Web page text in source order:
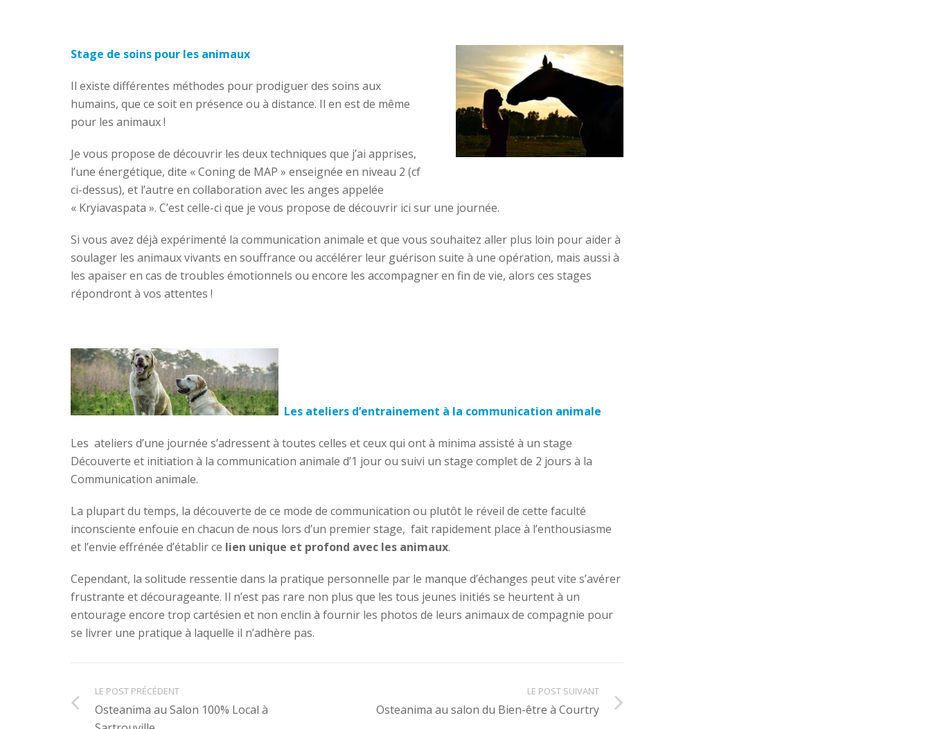
Stage de soins pour les animaux
Il existe différentes méthodes pour prodiguer des soins aux
humains, que ce soit en présence ou à distance. Il en est de même
pour les animaux !
Je vous propose de découvrir les deux techniques que j’ai apprises,
l’une énergétique, dite « Coning de MAP » enseignée en niveau 2 (cf
ci-dessus), et l’autre en collaboration avec les anges appelée
« Kryiavaspata ». C’est celle-ci que je vous propose de découvrir ici sur une journée.
Si vous avez déjà expérimenté la communication animale et que vous souhaitez aller plus loin pour aider à
soulager les animaux vivants en souffrance ou accélérer leur guérison suite à une opération, mais aussi à
les apaiser en cas de troubles émotionnels ou encore les accompagner en fin de vie, alors ces stages
répondront à vos attentes !
Les ateliers d’entrainement à la communication animale
Les ateliers d’une journée s’adressent à toutes celles et ceux qui ont à minima assisté à un stage
Découverte et initiation à la communication animale d’1 jour ou suivi un stage complet de 2 jours à la
Communication animale.
La plupart du temps, la découverte de ce mode de communication ou plutôt le réveil de cette faculté
inconsciente enfouie en chacun de nous lors d’un premier stage, fait rapidement place à l’enthousiasme
et l’envie effrénée d’établir ce lien unique et profond avec les animaux.
Cependant, la solitude ressentie dans la pratique personnelle par le manque d’échanges peut vite s’avérer
frustrante et décourageante. Il n’est pas rare non plus que les tous jeunes initiés se heurtent à un
entourage encore trop cartésien et non enclin à fournir les photos de leurs animaux de compagnie pour
se livrer une pratique à laquelle il n’adhère pas.
LE POST PRÉCÉDENT
Osteanima au Salon 100% Local à
LE POST SUIVANT
Osteanima au salon du Bien-être à Courtry